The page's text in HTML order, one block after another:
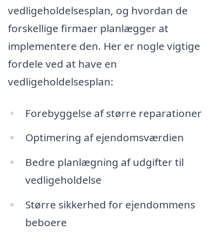
vedligeholdelsesplan, og hvordan de
forskellige firmaer planlægger at
implementere den. Her er nogle vigtige
fordele ved at have en
vedligeholdelsesplan:
Forebyggelse af større reparationer
Optimering af ejendomsværdien
Bedre planlægning af udgifter til
vedligeholdelse
Større sikkerhed for ejendommens
beboere